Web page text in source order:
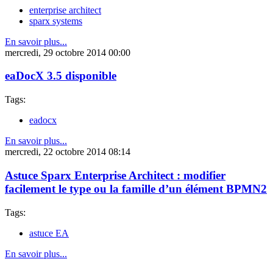
enterprise architect
sparx systems
En savoir plus...
mercredi, 29 octobre 2014 00:00
eaDocX 3.5 disponible
Tags:
eadocx
En savoir plus...
mercredi, 22 octobre 2014 08:14
Astuce Sparx Enterprise Architect : modifier
facilement le type ou la famille d’un élément BPMN2
Tags:
astuce EA
En savoir plus...